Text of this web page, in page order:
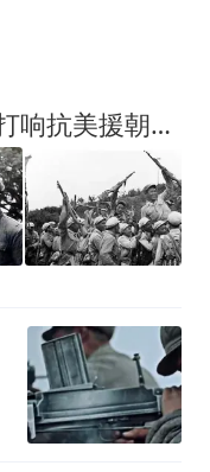
辽沈战役时他是师长，后打响抗美援朝第一枪，55年授衔超过老领导